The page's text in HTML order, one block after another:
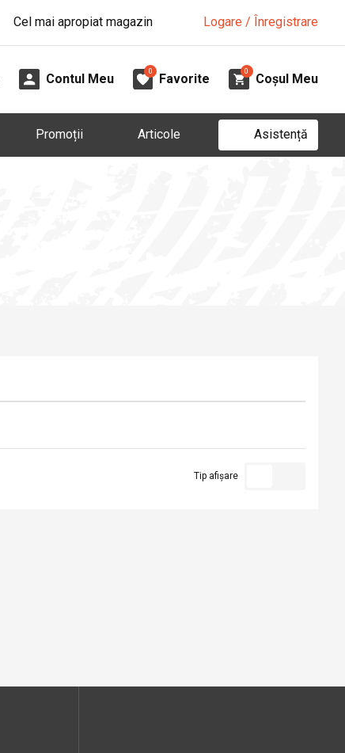
Cel mai apropiat magazin Logare / Înregistrare
Contul Meu
0
Favorite
0
Coșul Meu
Promoții Articole Asistență
Tip afișare